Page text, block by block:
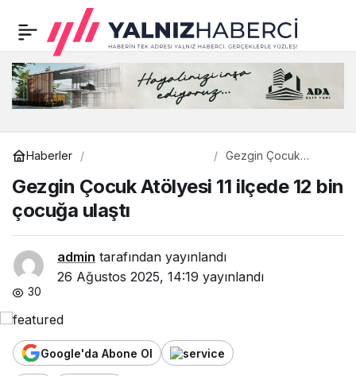
Haberler
Gezgin Çocuk
bin çocuğa ulaştı
Gezgin Çocuk Atölyesi 11 ilçede 12 bin
çocuğa ulaştı
admin tarafından yayınlandı
26 Ağustos 2025, 14:19 yayınlandı
30
Google'da Abone Ol
Gezgin Çocuk Atölyesi
11 ilçede 12 bin çocuğa
ulaştı